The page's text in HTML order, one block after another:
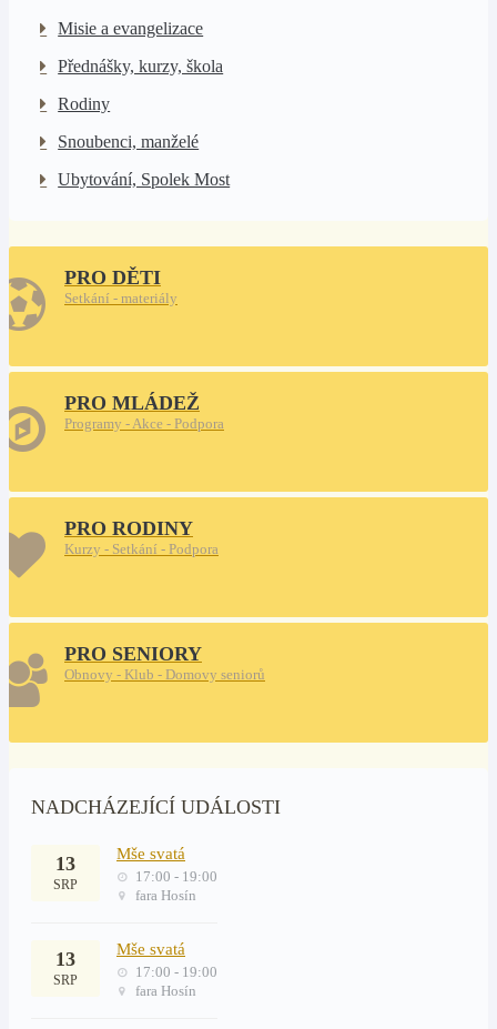
Misie a evangelizace
Přednášky, kurzy, škola
Rodiny
Snoubenci, manželé
Ubytování, Spolek Most
PRO DĚTI
Setkání - materiály
PRO MLÁDEŽ
Programy - Akce - Podpora
PRO RODINY
Kurzy - Setkání - Podpora
PRO SENIORY
Obnovy - Klub - Domovy seniorů
NADCHÁZEJÍCÍ UDÁLOSTI
13
SRP
Mše svatá
17:00 - 19:00
fara Hosín
13
SRP
Mše svatá
17:00 - 19:00
fara Hosín